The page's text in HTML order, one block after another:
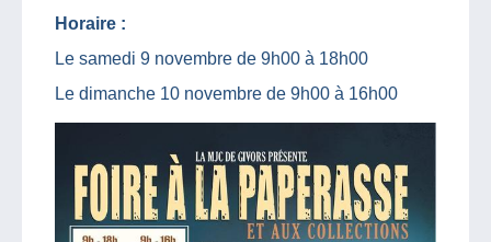
Horaire :
Le samedi 9 novembre de 9h00 à 18h00
Le dimanche 10 novembre de 9h00 à 16h00